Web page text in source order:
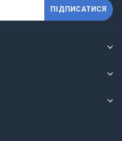
ПІДПИСАТИСЯ